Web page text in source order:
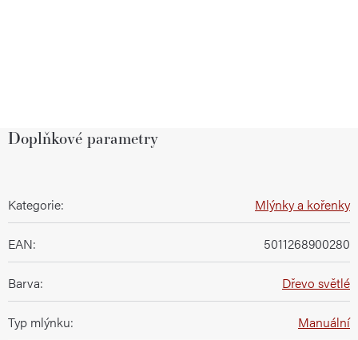
Doplňkové parametry
Kategorie: Mlýnky a kořenky
EAN: 5011268900280
Barva: Dřevo světlé
Typ mlýnku: Manuální